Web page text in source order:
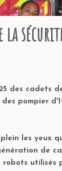
la
des cadets
pompier
les yeux
de
robots utilisés